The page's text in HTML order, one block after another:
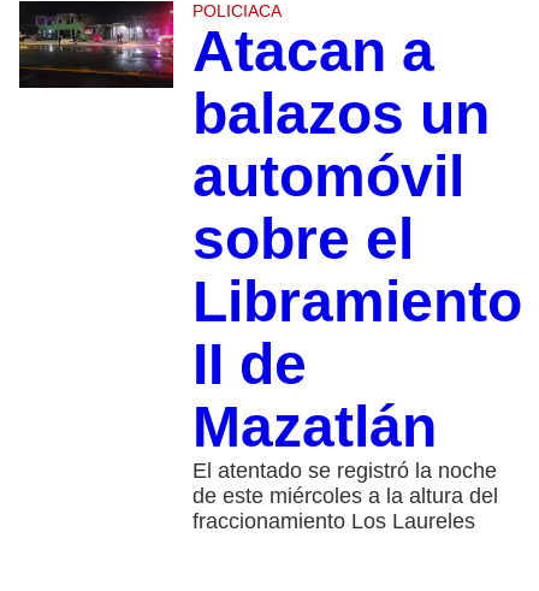
POLICIACA
Atacan a
balazos un
automóvil
sobre el
Libramiento
II de
Mazatlán
El atentado se registró la noche
de este miércoles a la altura del
fraccionamiento Los Laureles